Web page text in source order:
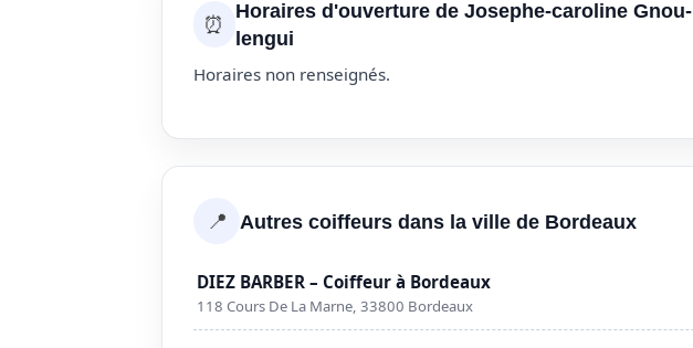
⏰
Horaires d'ouverture de Josephe-caroline Gnou-
lengui
Horaires non renseignés.
📍 Autres coiffeurs dans la ville de Bordeaux
DIEZ BARBER – Coiffeur à Bordeaux
118 Cours De La Marne, 33800 Bordeaux